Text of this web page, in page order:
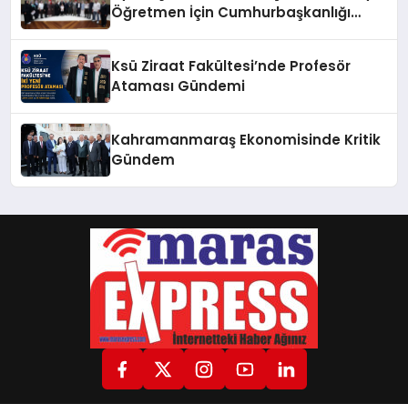
Öğretmen İçin Cumhurbaşkanlığı
Ksü Ziraat Fakültesi’nde Profesör
Ataması Gündemi
Kahramanmaraş Ekonomisinde Kritik
Gündem